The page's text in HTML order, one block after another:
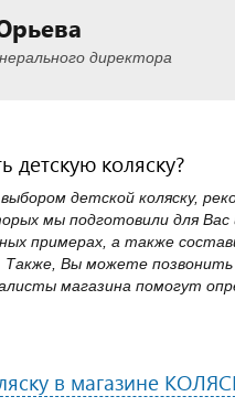
директора
детскую коляску?
детской коляску,
мы подготовили для
примерах, а также
Вы можете позвонить
магазина помогут
в магазине